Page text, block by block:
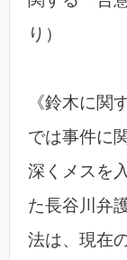
り）
《鈴木に関
では事件に
深くメスを
た長谷川弁
法は、現在